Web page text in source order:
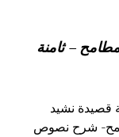
– ثامنة
قصيدة نشيد
ومطامح- شرح نصوص